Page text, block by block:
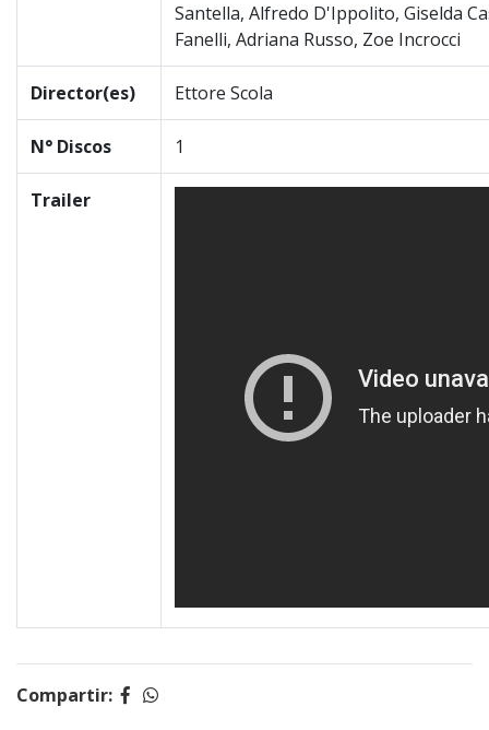
Santella, Alfredo D'Ippolito, Giselda
Fanelli, Adriana Russo, Zoe Incrocci
Director(es) Ettore Scola
N° Discos 1
Trailer
Compartir: